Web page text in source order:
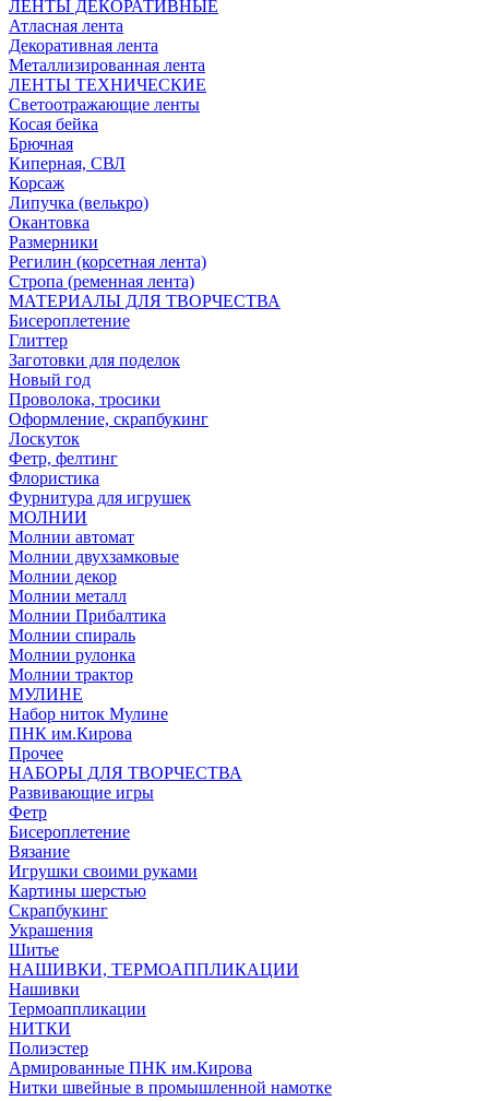
ЛЕНТЫ ДЕКОРАТИВНЫЕ
Атласная лента
Декоративная лента
Металлизированная лента
ЛЕНТЫ ТЕХНИЧЕСКИЕ
Светоотражающие ленты
Косая бейка
Брючная
Киперная, СВЛ
Корсаж
Липучка (велькро)
Окантовка
Размерники
Регилин (корсетная лента)
Стропа (ременная лента)
МАТЕРИАЛЫ ДЛЯ ТВОРЧЕСТВА
Бисероплетение
Глиттер
Заготовки для поделок
Новый год
Проволока, тросики
Оформление, скрапбукинг
Лоскуток
Фетр, фелтинг
Флористика
Фурнитура для игрушек
МОЛНИИ
Молнии автомат
Молнии двухзамковые
Молнии декор
Молнии металл
Молнии Прибалтика
Молнии спираль
Молнии рулонка
Молнии трактор
МУЛИНЕ
Набор ниток Мулине
ПНК им.Кирова
Прочее
НАБОРЫ ДЛЯ ТВОРЧЕСТВА
Развивающие игры
Фетр
Бисероплетение
Вязание
Игрушки своими руками
Картины шерстью
Скрапбукинг
Украшения
Шитье
НАШИВКИ, ТЕРМОАППЛИКАЦИИ
Нашивки
Термоаппликации
НИТКИ
Полиэстер
Армированные ПНК им.Кирова
Нитки швейные в промышленной намотке